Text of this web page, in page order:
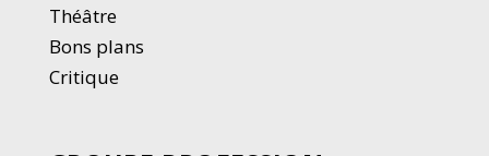
Théâtre
Bons plans
Critique